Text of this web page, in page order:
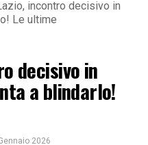
incontro decisivo in
Le ultime
decisivo in
a blindarlo!
2026